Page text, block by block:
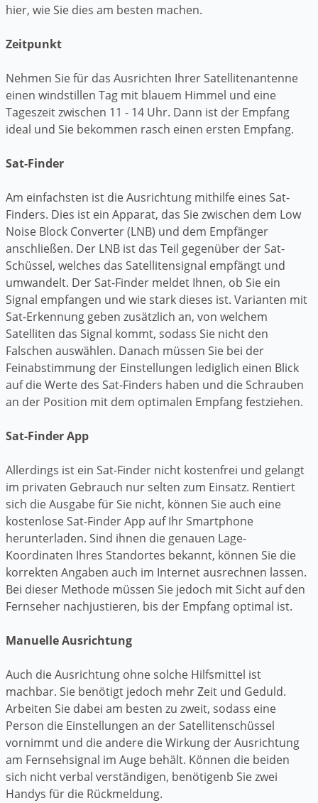
hier, wie Sie dies am besten machen.
Zeitpunkt
Nehmen Sie für das Ausrichten Ihrer Satellitenantenne
einen windstillen Tag mit blauem Himmel und eine
Tageszeit zwischen 11 - 14 Uhr. Dann ist der Empfang
ideal und Sie bekommen rasch einen ersten Empfang.
Sat-Finder
Am einfachsten ist die Ausrichtung mithilfe eines Sat-
Finders. Dies ist ein Apparat, das Sie zwischen dem Low
Noise Block Converter (LNB) und dem Empfänger
anschließen. Der LNB ist das Teil gegenüber der Sat-
Schüssel, welches das Satellitensignal empfängt und
umwandelt. Der Sat-Finder meldet Ihnen, ob Sie ein
Signal empfangen und wie stark dieses ist. Varianten mit
Sat-Erkennung geben zusätzlich an, von welchem
Satelliten das Signal kommt, sodass Sie nicht den
Falschen auswählen. Danach müssen Sie bei der
Feinabstimmung der Einstellungen lediglich einen Blick
auf die Werte des Sat-Finders haben und die Schrauben
an der Position mit dem optimalen Empfang festziehen.
Sat-Finder App
Allerdings ist ein Sat-Finder nicht kostenfrei und gelangt
im privaten Gebrauch nur selten zum Einsatz. Rentiert
sich die Ausgabe für Sie nicht, können Sie auch eine
kostenlose Sat-Finder App auf Ihr Smartphone
herunterladen. Sind ihnen die genauen Lage-
Koordinaten Ihres Standortes bekannt, können Sie die
korrekten Angaben auch im Internet ausrechnen lassen.
Bei dieser Methode müssen Sie jedoch mit Sicht auf den
Fernseher nachjustieren, bis der Empfang optimal ist.
Manuelle Ausrichtung
Auch die Ausrichtung ohne solche Hilfsmittel ist
machbar. Sie benötigt jedoch mehr Zeit und Geduld.
Arbeiten Sie dabei am besten zu zweit, sodass eine
Person die Einstellungen an der Satellitenschüssel
vornimmt und die andere die Wirkung der Ausrichtung
am Fernsehsignal im Auge behält. Können die beiden
sich nicht verbal verständigen, benötigenb Sie zwei
Handys für die Rückmeldung.